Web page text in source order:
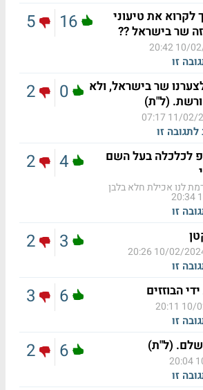
את טיעוני
שר בישראל ??
10/02/
זו
16
5
שר בישראל, ולא
(ל"ת)
11/02/
לתגובה זו
0
2
לכלכלה בעל השם
לנו אכילת חלא בלבן
זו
4
2
10/02/2024
זו
3
2
הבוזזים
10/
זו
6
3
(ל"ת)
זו
6
2